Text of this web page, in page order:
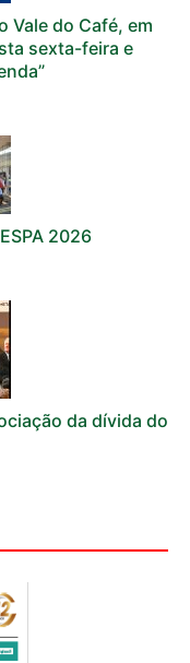
Vale do Café, em
sexta-feira e
2026
da dívida do